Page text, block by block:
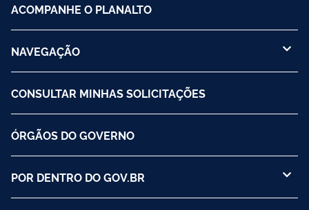
ACOMPANHE O PLANALTO
NAVEGAÇÃO
CONSULTAR MINHAS SOLICITAÇÕES
ÓRGÃOS DO GOVERNO
POR DENTRO DO GOV.BR